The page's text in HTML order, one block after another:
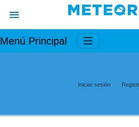
Menú Principal
Iniciar sesión